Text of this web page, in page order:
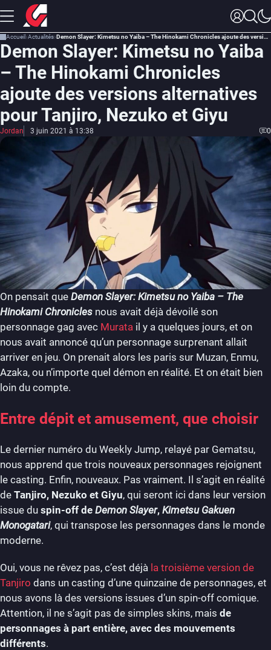
Accueil Actualités Demon Slayer: Kimetsu no Yaiba – The Hinokami Chronicles ajoute des versions alternatives pour Tanjiro, Nezuko et Giyu
Demon Slayer: Kimetsu no Yaiba
– The Hinokami Chronicles
ajoute des versions alternatives
pour Tanjiro, Nezuko et Giyu
Jordan 3 juin 2021 à 13:38 0
On pensait que Demon Slayer: Kimetsu no Yaiba – The
Hinokami Chronicles nous avait déjà dévoilé son
personnage gag avec Murata il y a quelques jours, et on
nous avait annoncé qu’un personnage surprenant allait
arriver en jeu. On prenait alors les paris sur Muzan, Enmu,
Azaka, ou n’importe quel démon en réalité. Et on était bien
loin du compte.
Entre dépit et amusement, que choisir
Le dernier numéro du Weekly Jump, relayé par Gematsu,
nous apprend que trois nouveaux personnages rejoignent
le casting. Enfin, nouveaux. Pas vraiment. Il s’agit en réalité
de Tanjiro, Nezuko et Giyu, qui seront ici dans leur version
issue du spin-off de Demon Slayer, Kimetsu Gakuen
Monogatari, qui transpose les personnages dans le monde
moderne.
Oui, vous ne rêvez pas, c’est déjà la troisième version de
Tanjiro dans un casting d’une quinzaine de personnages, et
nous avons là des versions issues d’un spin-off comique.
Attention, il ne s’agit pas de simples skins, mais de
personnages à part entière, avec des mouvements
différents.